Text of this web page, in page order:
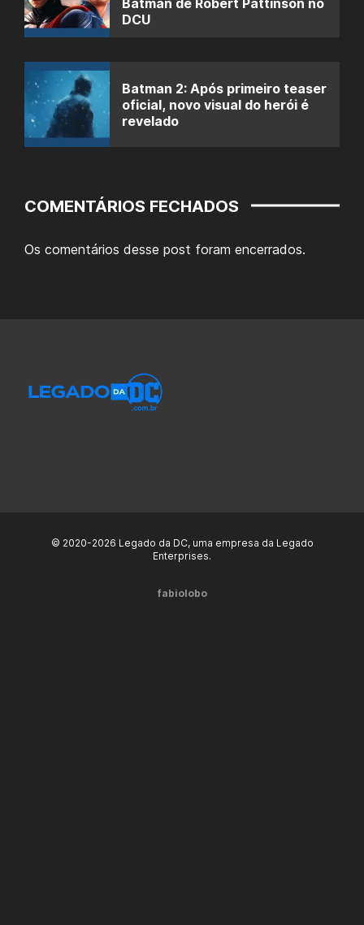
DCU
Batman 2: Após primeiro teaser
oficial, novo visual do herói é
revelado
COMENTÁRIOS FECHADOS
Os comentários desse post foram encerrados.
© 2020-2026 Legado da DC, uma empresa da Legado
Enterprises.
fabiolobo